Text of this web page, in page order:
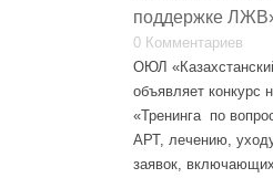
поддержке
0 Комментариев
ОЮЛ
объявляет конкурс
«Тренинга по
АРТ, лечению,
заявок,